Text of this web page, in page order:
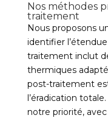
Nos méthodes
traitement
Nous proposons
identifier
traitement inclut
thermiques
post-traitement
l’éradication
notre priorité,